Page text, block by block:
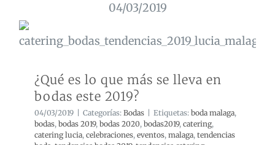
04/03/2019
este 2019?
¿Qué es lo que más se lleva en
bodas este 2019?
04/03/2019 | Categorías: Bodas | Etiquetas: boda malaga,
bodas, bodas 2019, bodas 2020, bodas2019, catering,
catering lucia, celebraciones, eventos, malaga, tendencias